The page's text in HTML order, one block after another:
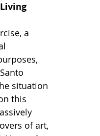
a
situation
this
of art,